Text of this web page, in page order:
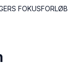
FOKUSFORLØB